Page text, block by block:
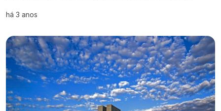
há 3 anos